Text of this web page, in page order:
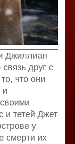
Джиллиан
друг с
что они
и
и тетей Джет
у
смерти их